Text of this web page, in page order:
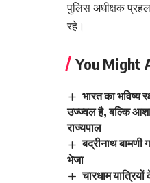
पुलिस अधीक्षक
रहे।
You Might
भारत का भविष्य
उज्ज्वल है, बल्कि
राज्यपाल
बद्रीनाथ बामणी
भेजा
चारधाम